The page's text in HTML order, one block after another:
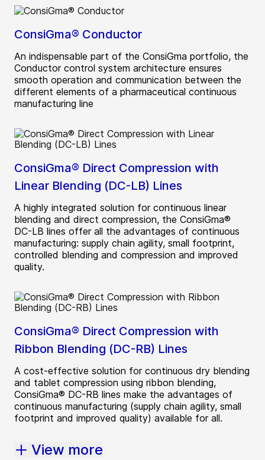
ConsiGma® Conductor
An indispensable part of the ConsiGma portfolio, the
Conductor control system architecture ensures
smooth operation and communication between the
different elements of a pharmaceutical continuous
manufacturing line
ConsiGma® Direct Compression with
Linear Blending (DC-LB) Lines
A highly integrated solution for continuous linear
blending and direct compression, the ConsiGma®
DC-LB lines offer all the advantages of continuous
manufacturing: supply chain agility, small footprint,
controlled blending and compression and improved
quality.
ConsiGma® Direct Compression with
Ribbon Blending (DC-RB) Lines
A cost-effective solution for continuous dry blending
and tablet compression using ribbon blending,
ConsiGma® DC-RB lines make the advantages of
continuous manufacturing (supply chain agility, small
footprint and improved quality) available for all.
View more